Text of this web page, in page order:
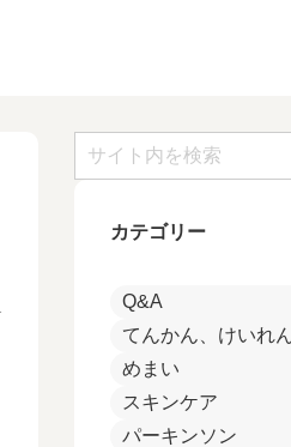
カテゴリー
Q&A
てんかん、けいれ
めまい
スキンケア
パーキンソン